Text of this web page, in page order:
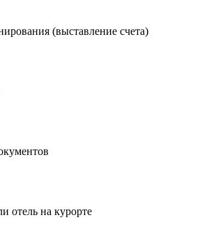
(выставление счета)
отель на курорте